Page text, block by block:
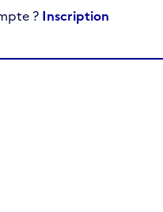
? Inscription